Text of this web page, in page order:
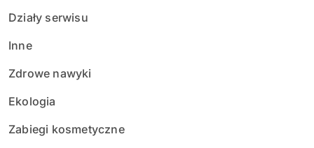
Działy serwisu
Inne
Zdrowe nawyki
Ekologia
Zabiegi kosmetyczne